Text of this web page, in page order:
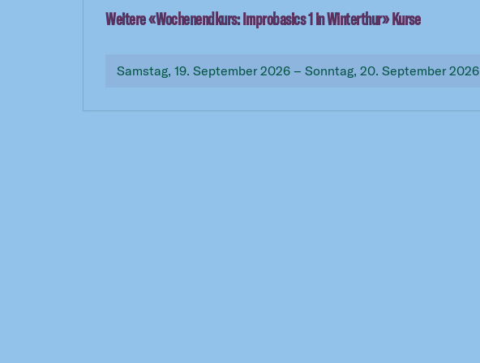
Weitere «Wochenendkurs: Improbasics 1 in Winterthur» Kurse
Samstag, 19. September 2026 – Sonntag, 20. September 2026